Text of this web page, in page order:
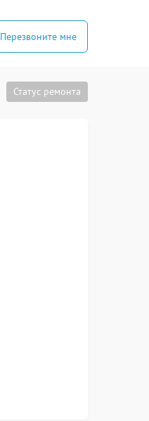
Перезвоните мне
Статус ремонта